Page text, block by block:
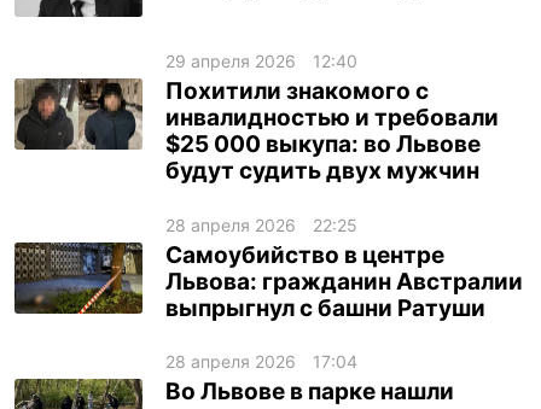
29 апреля 2026 12:40
Похитили знакомого с
инвалидностью и требовали
$25 000 выкупа: во Львове
будут судить двух мужчин
28 апреля 2026 22:25
Самоубийство в центре
Львова: гражданин Австралии
выпрыгнул с башни Ратуши
28 апреля 2026 17:04
Во Львове в парке нашли